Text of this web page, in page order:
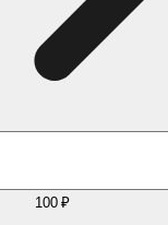
100 ₽